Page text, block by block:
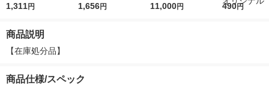
入） 1セット（2パ
ール（イチオシ）
1,311円
茶 600ml 1箱（2
1,656円
5ｇ 資生堂 おまけ
11,000円
r（ロハコウ
490円
商品説明
【在庫処分品】
商品仕様/スペック